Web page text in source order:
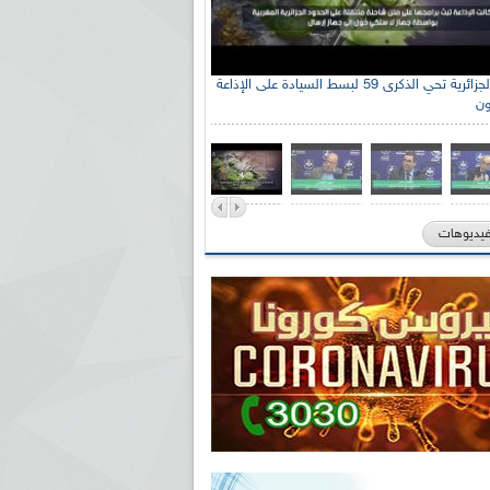
الإذاعة الجزائرية تحي الذكرى 59 لبسط السيادة على الإذاعة